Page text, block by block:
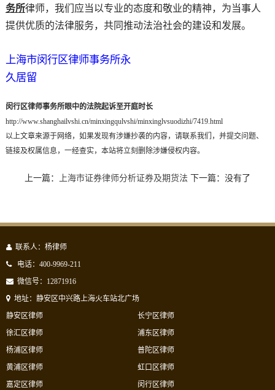
务所律师，我们应当以专业的态度和敬业的精神，为当事人
提供优质的法律服务，共同推动法治社会的建设和发展。
上海市闵行区律师事务所永
久居留
闵行区律师事务所眼中的法院起诉至开庭时长
http://www.shanghailvshi.cn/minxingqulvshi/minxinglvsuodizhi/7419.html
以上文章来源于网络，如果发现有涉嫌抄袭的内容，请联系我们，并提交问题、
链接及权属信息，一经查实，本站将立刻删除涉嫌侵权内容。
上一篇： 上海市证券律师分析证券及期货法 下一篇：没有了
联系人：杨律师
电话：400-9969-211
微信号：12871916
地址：静安区中兴路上海火车站北广场
静安区律师
徐汇区律师
杨浦区律师
黄浦区律师
长宁区律师
浦东区律师
普陀区律师
虹口区律师
嘉定区律师
闵行区律师